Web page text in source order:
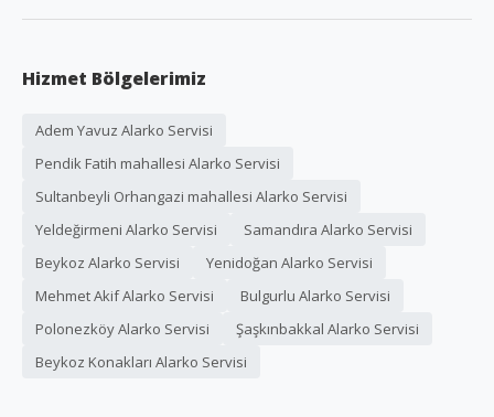
Hizmet Bölgelerimiz
Adem Yavuz Alarko Servisi
Pendik Fatih mahallesi Alarko Servisi
Sultanbeyli Orhangazi mahallesi Alarko Servisi
Yeldeğirmeni Alarko Servisi
Samandıra Alarko Servisi
Beykoz Alarko Servisi
Yenidoğan Alarko Servisi
Mehmet Akif Alarko Servisi
Bulgurlu Alarko Servisi
Polonezköy Alarko Servisi
Şaşkınbakkal Alarko Servisi
Beykoz Konakları Alarko Servisi